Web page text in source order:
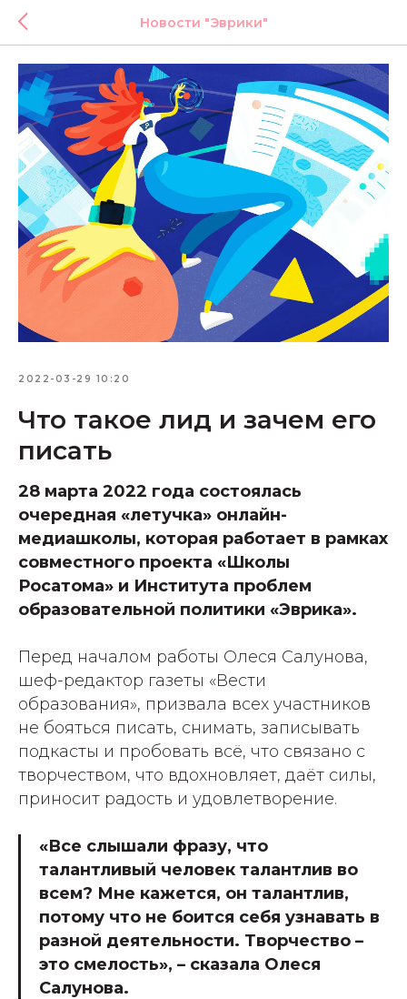
Новости "Эврики"
2022-03-29 10:20
Что такое лид и зачем его
писать
28 марта 2022 года состоялась
очередная «летучка» онлайн-
медиашколы, которая работает в рамках
совместного проекта «Школы
Росатома» и Института проблем
образовательной политики «Эврика».
Перед началом работы Олеся Салунова,
шеф-редактор газеты «Вести
образования», призвала всех участников
не бояться писать, снимать, записывать
подкасты и пробовать всё, что связано с
творчеством, что вдохновляет, даёт силы,
приносит радость и удовлетворение.
«Все слышали фразу, что
талантливый человек талантлив во
всем? Мне кажется, он талантлив,
потому что не боится себя узнавать в
разной деятельности. Творчество –
это смелость», – сказала Олеся
Салунова.